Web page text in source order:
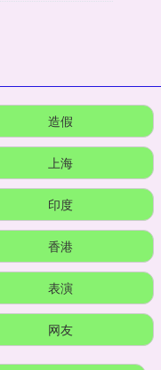
造假
上海
印度
香港
表演
网友